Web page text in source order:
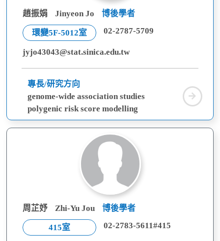
趙振娟 Jinyeon Jo 博後學者
環變5F-5012室 02-2787-5709
jyjo43043@stat.sinica.edu.tw
專長/研究方向
genome-wide association studies
polygenic risk score modelling
趙
振
娟
周芷妤 Zhi-Yu Jou 博後學者
415室 02-2783-5611#415